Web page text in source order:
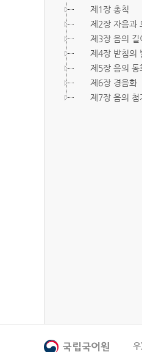
제1장 총칙
제2장 자음과
제3장 음의 길
제4장 받침의
제5장 음의 동
제6장 경음화
제7장 음의 첨